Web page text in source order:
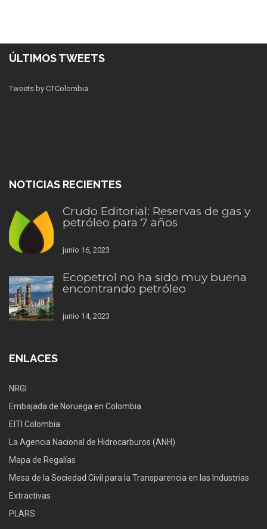
ÚLTIMOS TWEETS
Tweets by CTColombia
NOTICIAS RECIENTES
Crudo Editorial: Reservas de gas y
petróleo para 7 años
junio 16, 2023
Ecopetrol no ha sido muy buena
encontrando petróleo
junio 14, 2023
ENLACES
NRGI
Embajada de Noruega en Colombia
EITI Colombia
La Agencia Nacional de Hidrocarburos (ANH)
Mapa de Regalías
Mesa de la Sociedad Civil para la Transparencia en las Industrias
Extractivas
PLARS